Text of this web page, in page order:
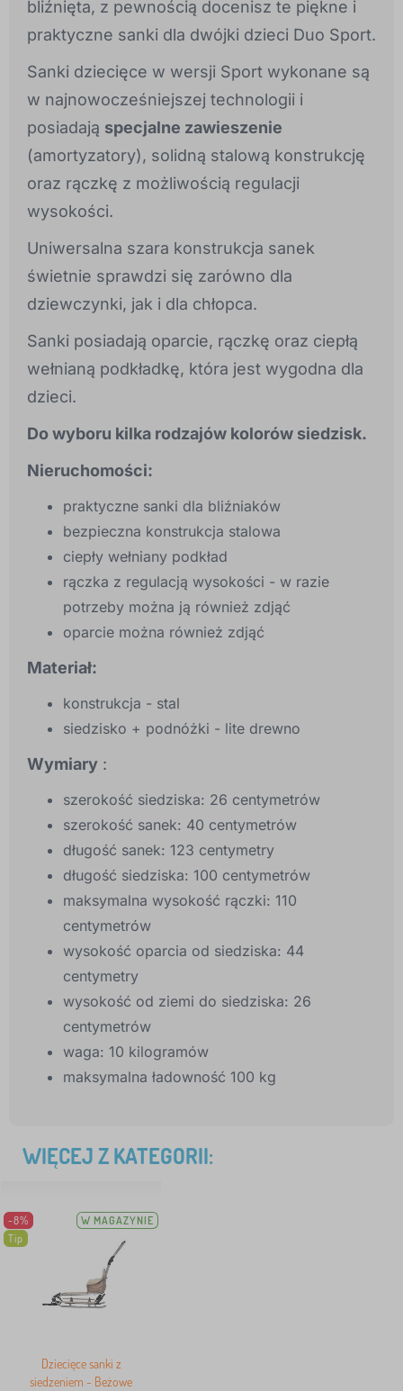
bliźnięta, z pewnością docenisz te piękne i
praktyczne sanki dla dwójki dzieci Duo Sport.
Sanki dziecięce w wersji Sport wykonane są
w najnowocześniejszej technologii i
posiadają specjalne zawieszenie
(amortyzatory), solidną stalową konstrukcję
oraz rączkę z możliwością regulacji
wysokości.
Uniwersalna szara konstrukcja sanek
świetnie sprawdzi się zarówno dla
dziewczynki, jak i dla chłopca.
Sanki posiadają oparcie, rączkę oraz ciepłą
wełnianą podkładkę, która jest wygodna dla
dzieci.
Do wyboru kilka rodzajów kolorów siedzisk.
Nieruchomości:
praktyczne sanki dla bliźniaków
bezpieczna konstrukcja stalowa
ciepły wełniany podkład
rączka z regulacją wysokości - w razie
potrzeby można ją również zdjąć
oparcie można również zdjąć
Materiał:
konstrukcja - stal
siedzisko + podnóżki - lite drewno
Wymiary :
szerokość siedziska: 26 centymetrów
szerokość sanek: 40 centymetrów
długość sanek: 123 centymetry
długość siedziska: 100 centymetrów
maksymalna wysokość rączki: 110
centymetrów
wysokość oparcia od siedziska: 44
centymetry
wysokość od ziemi do siedziska: 26
centymetrów
waga: 10 kilogramów
maksymalna ładowność 100 kg
WIĘCEJ Z KATEGORII:
-8%
Tip
W MAGAZYNIE
Dziecięce sanki z
siedzeniem - Beżowe